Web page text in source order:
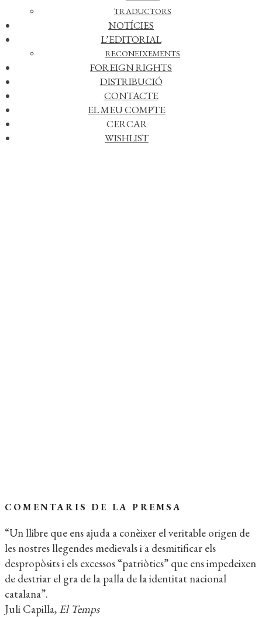
TRADUCTORS
NOTÍCIES
L’EDITORIAL
RECONEIXEMENTS
FOREIGN RIGHTS
DISTRIBUCIÓ
CONTACTE
EL MEU COMPTE
CERCAR
WISHLIST
COMENTARIS DE LA PREMSA
“Un llibre que ens ajuda a conèixer el veritable origen de
les nostres llegendes medievals i a desmitificar els
despropòsits i els excessos “patriòtics” que ens impedeixen
de destriar el gra de la palla de la identitat nacional
catalana”.
Juli Capilla, El Temps